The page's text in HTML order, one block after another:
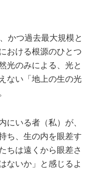
かつ過去最大規模と
おける根源のひとつ
光のみによる、光と
ない「地上の生の光
にいる者（私）が、
ち、生の内を眼差す
ちは遠くから眼差さ
ないか」と感じるよ